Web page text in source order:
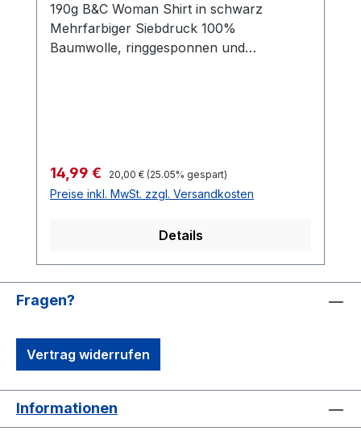
190g B&C Woman Shirt in schwarz
Mehrfarbiger Siebdruck 100%
Baumwolle, ringgesponnen und
Verkaufspreis:
14,99 € Regulärer Preis:
20,00 € (25.05% gespart)
Preise inkl. MwSt. zzgl. Versandkosten
Details
Fragen?
Vertrag widerrufen
Informationen